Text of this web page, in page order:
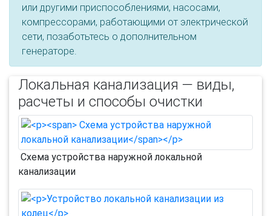
или другими приспособлениями, насосами,
компрессорами, работающими от электрической
сети, позаботьтесь о дополнительном
генераторе.
Локальная канализация — виды,
расчеты и способы очистки
Схема устройства наружной локальной
канализации